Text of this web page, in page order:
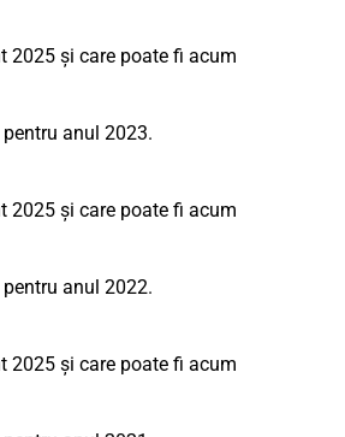
2025 și care poate fi acum
anul 2023.
2025 și care poate fi acum
anul 2022.
2025 și care poate fi acum